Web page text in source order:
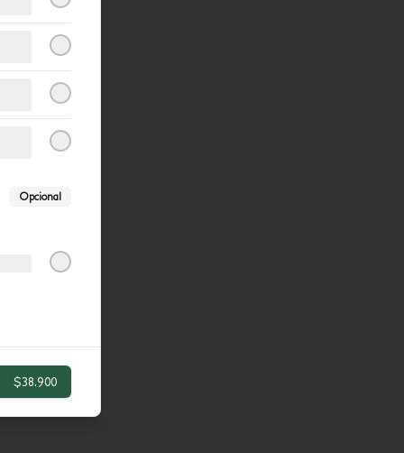
Opcional
$38.900